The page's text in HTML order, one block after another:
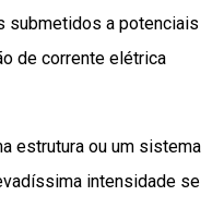
submetidos a potenciais
de corrente elétrica
estrutura ou um sistema
intensidade se